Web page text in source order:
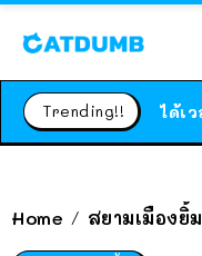
Trending!!
Home / สยามเมืองยิ้ม